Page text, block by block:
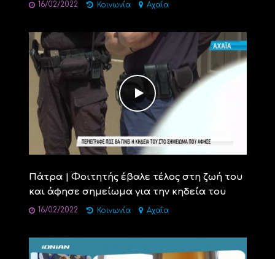
16/02/2022 Κοινωνία Αχαΐα
Πάτρα | Φοιτητής έβαλε τέλος στη ζωή του
και άφησε σημείωμα για την κηδεία του
16/02/2022 Κοινωνία Αχαΐα